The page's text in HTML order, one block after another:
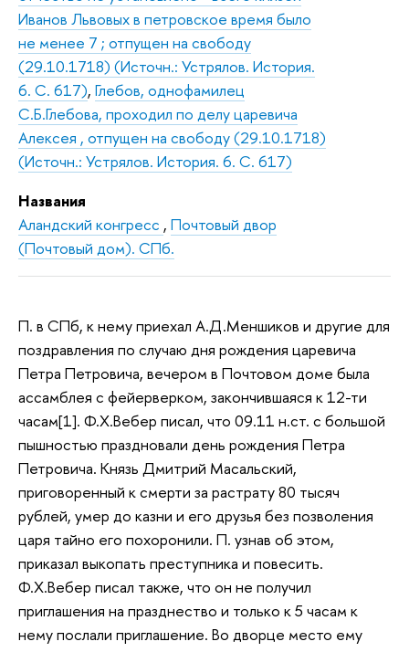
Иванов Львовых в петровское время было
не менее 7 ; отпущен на свободу
(29.10.1718) (Источн.: Устрялов. История.
6. С. 617), Глебов, однофамилец
С.Б.Глебова, проходил по делу царевича
Алексея , отпущен на свободу (29.10.1718)
(Источн.: Устрялов. История. 6. С. 617)
Названия
Аландский конгресс , Почтовый двор
(Почтовый дом). СПб.
П. в СПб, к нему приехал А.Д.Меншиков и другие для
поздравления по случаю дня рождения царевича
Петра Петровича, вечером в Почтовом доме была
ассамблея с фейерверком, закончившаяся к 12-ти
часам[1]. Ф.Х.Вебер писал, что 09.11 н.ст. с большой
пышностью праздновали день рождения Петра
Петровича. Князь Дмитрий Масальский,
приговоренный к смерти за растрату 80 тысяч
рублей, умер до казни и его друзья без позволения
царя тайно его похоронили. П. узнав об этом,
приказал выкопать преступника и повесить.
Ф.Х.Вебер писал также, что он не получил
приглашения на празднество и только к 5 часам к
нему послали приглашение. Во дворце место ему